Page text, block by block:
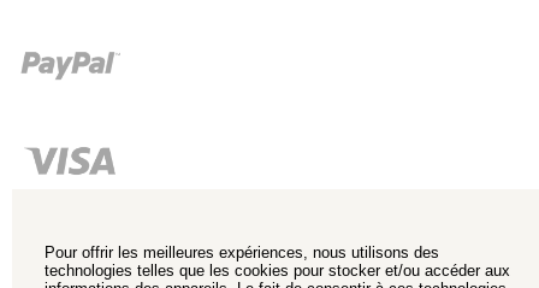
Pour offrir les meilleures expériences, nous utilisons des
technologies telles que les cookies pour stocker et/ou accéder aux